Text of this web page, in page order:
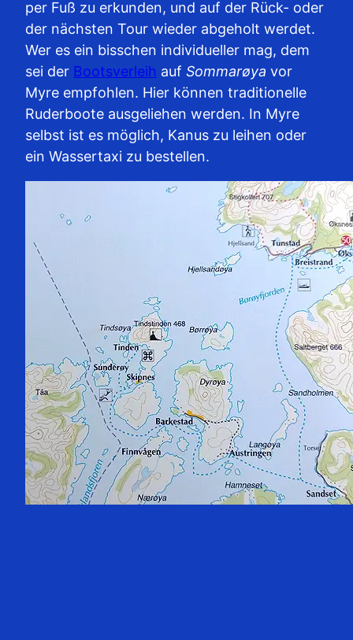
per Fuß zu erkunden, und auf der Rück- oder
der nächsten Tour wieder abgeholt werdet.
Wer es ein bisschen individueller mag, dem
sei der Bootsverleih auf Sommarøya vor
Myre empfohlen. Hier können traditionelle
Ruderboote ausgeliehen werden. In Myre
selbst ist es möglich, Kanus zu leihen oder
ein Wassertaxi zu bestellen.